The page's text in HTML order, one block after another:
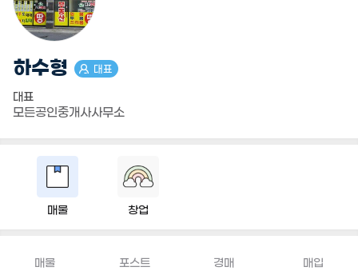
하수형 대표
대표
모든공인중개사사무소
매물 창업
매물 포스트 경매 매입